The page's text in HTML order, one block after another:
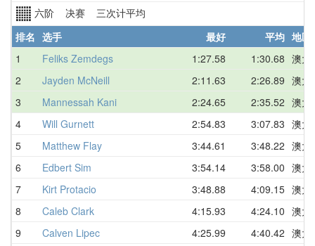
六阶 决赛 三次计平均
排名 选手 最好 平均 地区
1
Feliks Zemdegs 1:27.58 1:30.68 澳大
2
Jayden McNeill 2:11.63 2:26.89 澳大
3
Mannessah Kani 2:24.65 2:35.52 澳大
4
Will Gurnett 2:54.83 3:07.83 澳大
5
Matthew Flay 3:44.61 3:48.22 澳大
6
Edbert Sim 3:54.14 3:58.00 澳大
7
Kirt Protacio 3:48.88 4:09.15 澳大
8
Caleb Clark 4:15.93 4:24.10 澳大
9
Calven Lipec 4:25.99 4:40.42 澳大